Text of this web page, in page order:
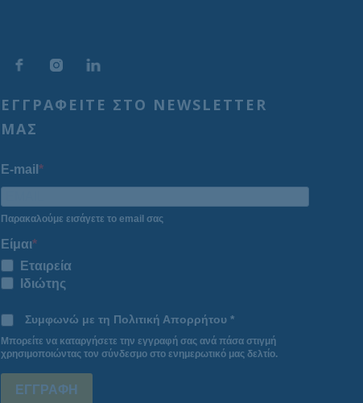
ΕΓΓΡΑΦΕΙΤΕ ΣΤΟ NEWSLETTER
ΜΑΣ
E-mail
Παρακαλούμε εισάγετε το email σας
Είμαι
Εταιρεία
Ιδιώτης
Συμφωνώ με τη Πολιτική Απορρήτου *
Μπορείτε να καταργήσετε την εγγραφή σας ανά πάσα στιγμή
χρησιμοποιώντας τον σύνδεσμο στο ενημερωτικό μας δελτίο.
ΕΓΓΡΑΦΗ